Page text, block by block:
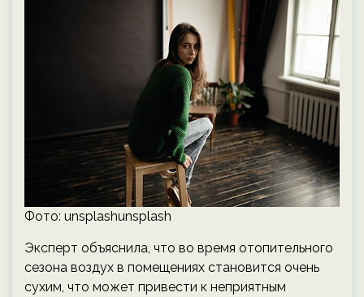
Фото: unsplashunsplash
Эксперт объяснила, что во время отопительного
сезона воздух в помещениях становится очень
сухим, что может привести к неприятным